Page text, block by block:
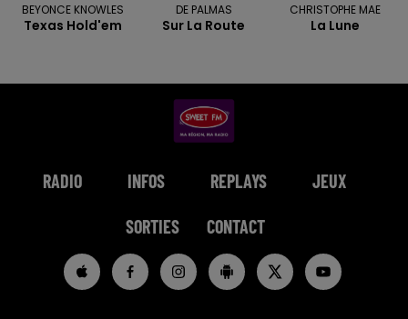
BEYONCE KNOWLES
Texas Hold'em
DE PALMAS
Sur La Route
CHRISTOPHE MAE
La Lune
RADIO INFOS REPLAYS JEUX
SORTIES CONTACT